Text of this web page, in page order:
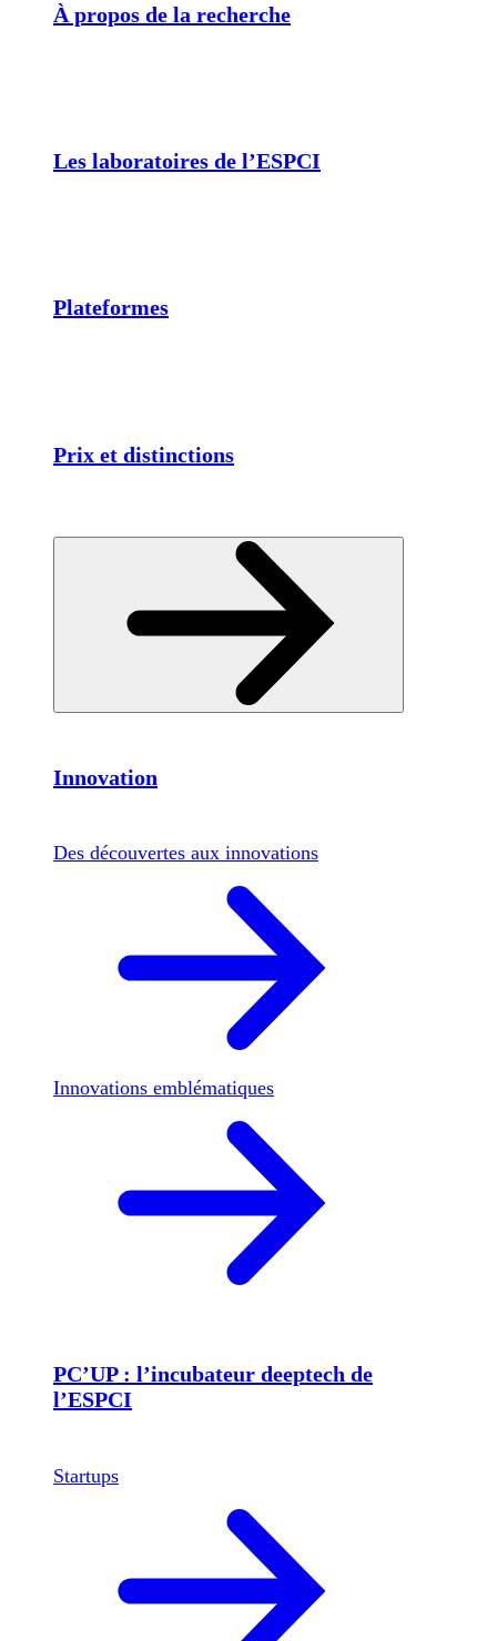
À propos de la recherche
Les laboratoires de l’ESPCI
Plateformes
Prix et distinctions
Innovation
Des découvertes aux innovations
Innovations emblématiques
PC’UP : l’incubateur deeptech de
l’ESPCI
Startups